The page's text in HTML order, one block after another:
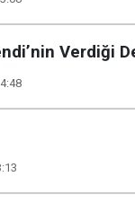
Verdiği